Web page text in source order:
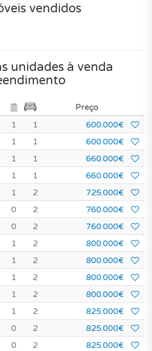
vendidos
unidades à venda
Preço
1 1
600.000€
1 1
600.000€
1 1
660.000€
1 1
660.000€
1 2
725.000€
0 2
760.000€
0 2
760.000€
1 2
800.000€
1 2
800.000€
1 2
800.000€
1 2
800.000€
1 2
825.000€
0 2
825.000€
0 2
825.000€